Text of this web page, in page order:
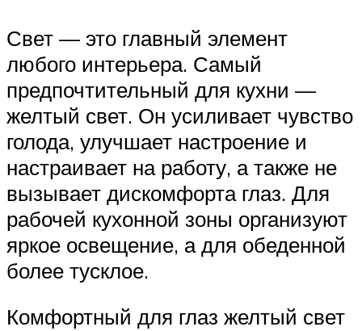
Свет — это главный элемент
любого интерьера. Самый
предпочтительный для кухни —
желтый свет. Он усиливает чувство
голода, улучшает настроение и
настраивает на работу, а также не
вызывает дискомфорта глаз. Для
рабочей кухонной зоны организуют
яркое освещение, а для обеденной
более тусклое.
Комфортный для глаз желтый свет